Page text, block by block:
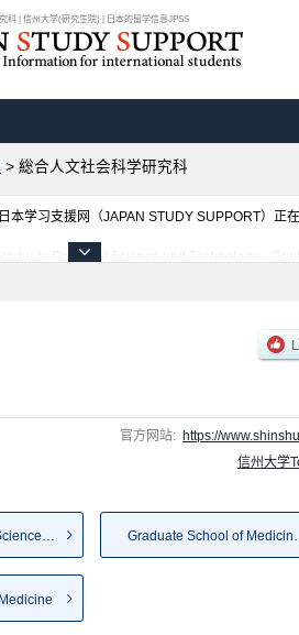
科 | 信州大学(研究生院) | 日本的留学信息JPSS
> 総合人文社会科学研究科
学习支援网（JAPAN STUDY SUPPORT）正
School of Science and Technology、
官方网站: https://
信州大学
Graduate School of Science an...